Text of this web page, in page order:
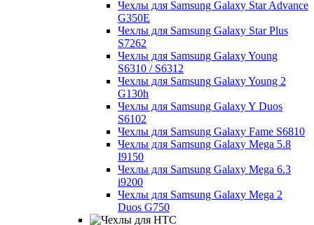
Чехлы для Samsung Galaxy Star Advance
G350E
Чехлы для Samsung Galaxy Star Plus
S7262
Чехлы для Samsung Galaxy Young
S6310 / S6312
Чехлы для Samsung Galaxy Young 2
G130h
Чехлы для Samsung Galaxy Y Duos
S6102
Чехлы для Samsung Galaxy Fame S6810
Чехлы для Samsung Galaxy Mega 5.8
I9150
Чехлы для Samsung Galaxy Mega 6.3
i9200
Чехлы для Samsung Galaxy Mega 2
Duos G750